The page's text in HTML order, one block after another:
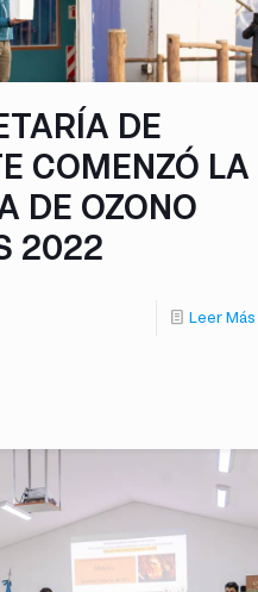
DE
COMENZÓ LA
DE OZONO
2022
Leer Más